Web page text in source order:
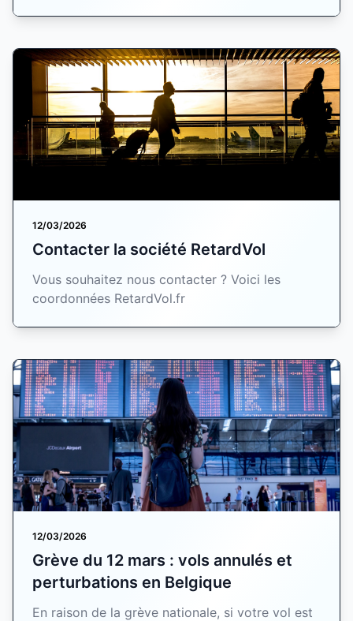
12/03/2026
Contacter la société RetardVol
Vous souhaitez nous contacter ? Voici les
coordonnées RetardVol.fr
12/03/2026
Grève du 12 mars : vols annulés et
perturbations en Belgique
En raison de la grève nationale, si votre vol est